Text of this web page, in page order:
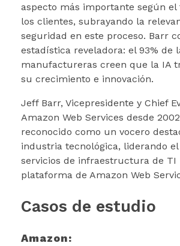
aspecto más importante según el
los clientes, subrayando la
seguridad en este proceso. Barr
estadística reveladora: el 93% de
manufactureras creen que la IA
su crecimiento e innovación.
Jeff Barr, Vicepresidente y Chief
Amazon Web Services desde
reconocido como un vocero
industria tecnológica, liderando
servicios de infraestructura de TI
plataforma de Amazon Web
Casos de estudio
Amazon: